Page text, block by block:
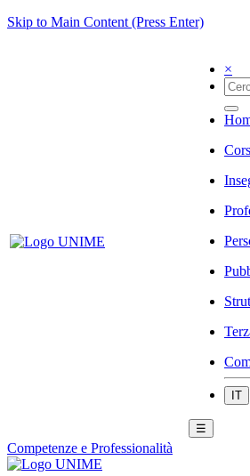
Skip to Main Content (Press Enter)
×
IT
☰
Competenze e Professionalità